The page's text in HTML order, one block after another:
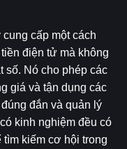
cấp một cách
điện tử mà không
số. Nó cho phép các
giá và tận dụng các
đắn và quản lý
kinh nghiệm đều có
kiếm cơ hội trong